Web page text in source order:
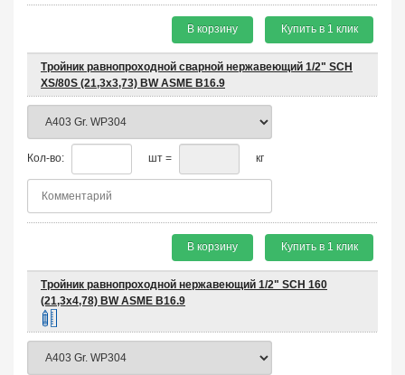
В корзину Купить в 1 клик
Тройник равнопроходной сварной нержавеющий 1/2" SCH
XS/80S (21,3х3,73) BW ASME B16.9
Кол-во: шт = кг
В корзину Купить в 1 клик
Тройник равнопроходной нержавеющий 1/2" SCH 160
(21,3х4,78) BW ASME B16.9